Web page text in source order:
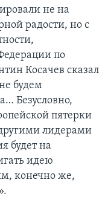
не на
радости, но с
по
Косачев сказал
будем
Безусловно,
пятерки
лидерами
будет на
идею
конечно же,